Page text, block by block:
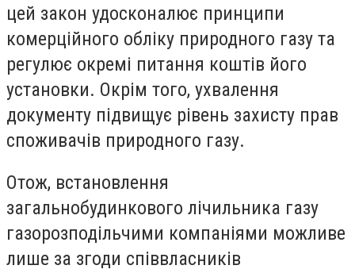
цей закон удосконалює принципи
комерційного обліку природного газу та
регулює окремі питання коштів його
установки. Окрім того, ухвалення
документу підвищує рівень захисту прав
споживачів природного газу.
Отож, встановлення
загальнобудинкового лічильника газу
газорозподільчими компаніями можливе
лише за згоди співвласників